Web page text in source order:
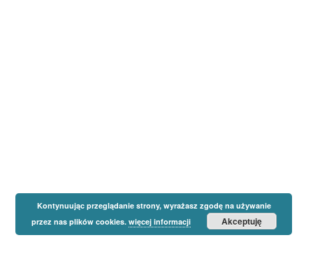
Kontynuując przeglądanie strony, wyrażasz zgodę na używanie
przez nas plików cookies. więcej informacji Akceptuję